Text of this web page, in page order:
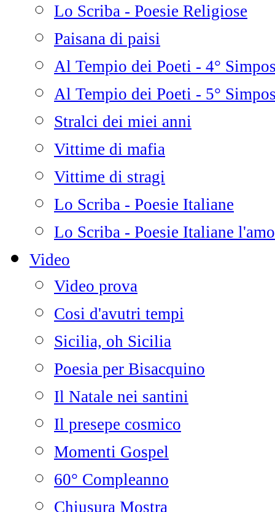
Lo Scriba - Poesie Religiose
Paisana di paisi
Al Tempio dei Poeti - 4°
Al Tempio dei Poeti - 5°
Stralci dei miei anni
Vittime di mafia
Vittime di stragi
Lo Scriba - Poesie Italiane
Lo Scriba - Poesie Italiane
Video
Video prova
Cosi d'avutri tempi
Sicilia, oh Sicilia
Poesia per Bisacquino
Il Natale nei santini
Il presepe cosmico
Momenti Gospel
60° Compleanno
Chiusura Mostra